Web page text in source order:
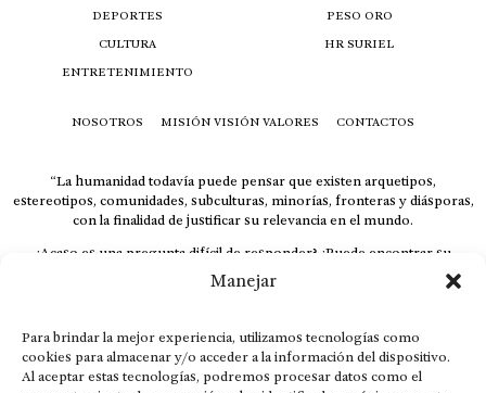
Manejar
Para brindar la mejor experiencia, utilizamos tecnologías como
cookies para almacenar y/o acceder a la información del dispositivo.
Al aceptar estas tecnologías, podremos procesar datos como el
DEPORTES
CULTURA
ENTRETENIMIENTO
PESO ORO
HR SURIEL
NOSOTROS MISIÓN VISIÓN VALORES CONTACTOS
“La humanidad todavía puede pensar que existen arquetipos,
estereotipos, comunidades, subculturas, minorías, fronteras y diásporas,
con la finalidad de justificar su relevancia en el mundo.
¿Acaso es una pregunta difícil de responder? ¿Puede encontrar su
respuesta al instante, otorgando al receptor cuestionado espacio y
velocidad suficiente para responder correctamente? De no ser así, el que
El concepto de familia no está limitado exclusivamente a la sangre; seres
que surgen en nuestro diario vivir suelen pesar más que los
emparentados. Más bien, el apego de estas dos versiones de seres